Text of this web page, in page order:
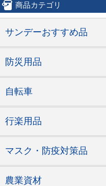
商品カテゴリ
サンデーおすすめ品
防災用品
自転車
行楽用品
マスク・防疫対策品
農業資材